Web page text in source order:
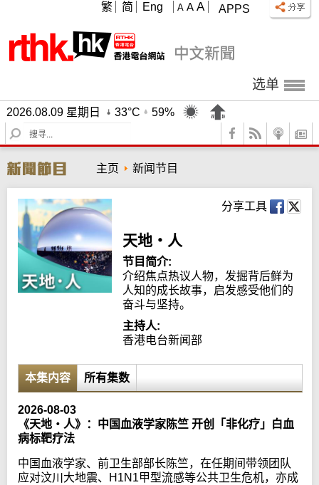
APPS
A A A
繁 简 Eng
选单
2026.08.09 星期日 33°C
59%
S
e
r
c
h
主页 新闻节目
分享工具
天地‧人
节目简介:
介绍焦点热议人物，发掘背后鲜为
人知的成长故事，启发感受他们的
奋斗与坚持。
主持人:
香港电台新闻部
本集内容 所有集数
2026-08-03
《天地‧人》：中国血液学家陈竺 开创「非化疗」白血
病标靶疗法
中国血液学家、前卫生部部长陈竺，在任期间带领团队
应对汶川大地震、H1N1甲型流感等公共卫生危机，亦成